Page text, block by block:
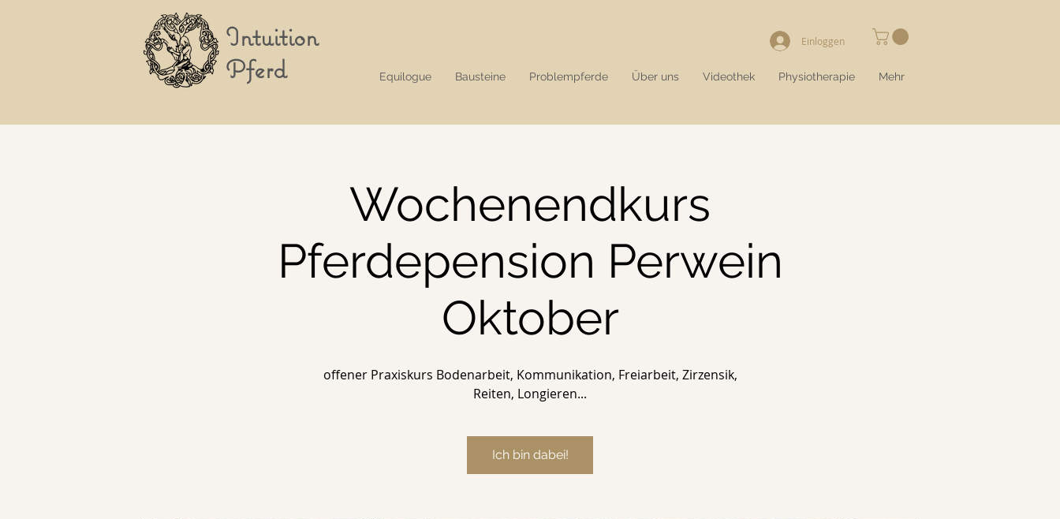
Intuition
Pferd
Equilogue Bausteine Problempferde Über uns Videothek Physiotherapie Mehr
Einloggen
Wochenendkurs
Pferdepension Perwein
Oktober
offener Praxiskurs Bodenarbeit, Kommunikation, Freiarbeit, Zirzensik,
Reiten, Longieren...
Ich bin dabei!